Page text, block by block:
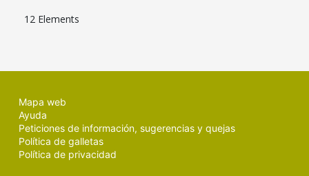
12 Elements
Mapa web
Ayuda
Peticiones de información, sugerencias y quejas
Política de galletas
Política de privacidad